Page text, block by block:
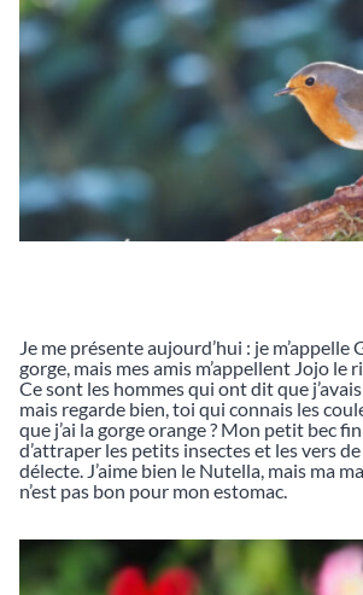
Je me présente aujourd’hui : je m’appelle
gorge, mais mes amis m’appellent Jojo le
Ce sont les hommes qui ont dit que
mais regarde bien, toi qui connais les
que j’ai la gorge orange ? Mon petit bec
d’attraper les petits insectes et les vers
délecte. J’aime bien le Nutella, mais ma
n’est pas bon pour mon estomac.